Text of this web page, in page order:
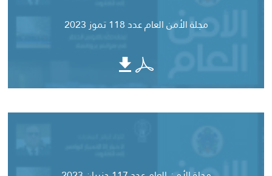
مجلة الأمن العام عدد 118 تموز 2023